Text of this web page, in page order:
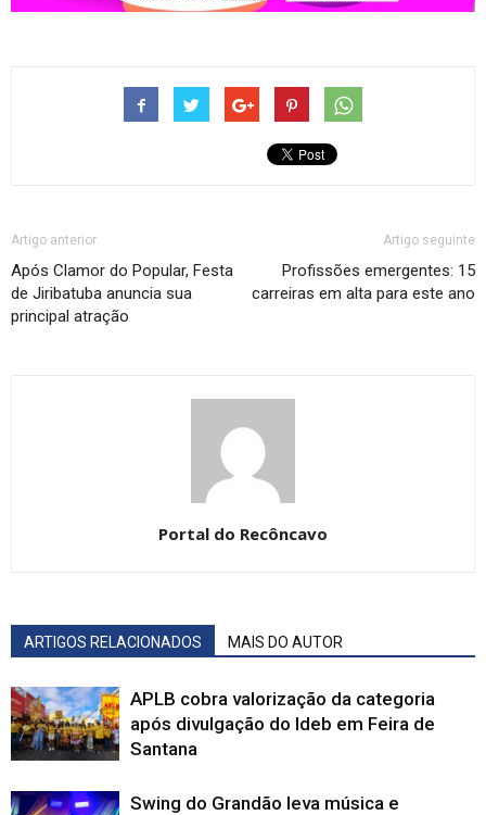
Artigo anterior
Após Clamor do Popular, Festa
de Jiribatuba anuncia sua
principal atração
Artigo seguinte
Profissões emergentes: 15
carreiras em alta para este ano
Portal do Recôncavo
ARTIGOS RELACIONADOS MAIS DO AUTOR
APLB cobra valorização da categoria
após divulgação do Ideb em Feira de
Santana
Swing do Grandão leva música e